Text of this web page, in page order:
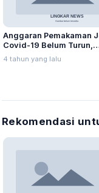
Anggaran Pemakaman
Covid-19 Belum Turun,
Sejumlah Kades Jual
4 tahun yang lalu
Rekomendasi